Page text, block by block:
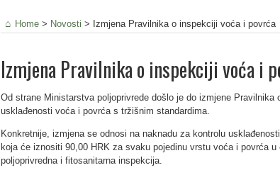
Home > Novosti > Izmjena Pravilnika o inspekciji voća i povrća
Izmjena Pravilnika o inspekciji voća i
Od strane Ministarstva poljoprivrede došlo je do izmjene Pravilnika
usklađenosti voća i povrća s tržišnim standardima.
Konkretnije, izmjena se odnosi na naknadu za kontrolu
koja će iznositi 90,00 HRK za svaku pojedinu vrstu voća i povrća
poljoprivredna i fitosanitarna inspekcija.